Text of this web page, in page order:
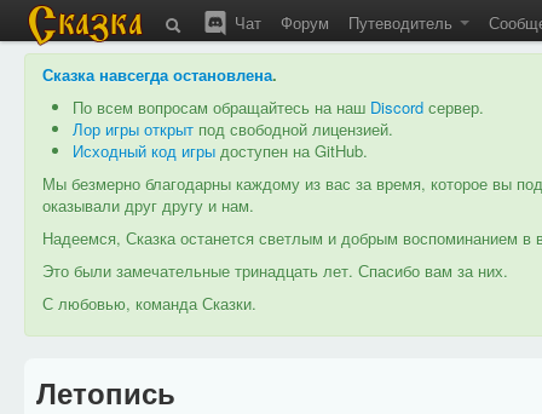
Чат Форум Путеводитель
Сказка навсегда остановлена.
По всем вопросам обращайтесь на наш Discord сервер.
Лор игры открыт под свободной лицензией.
Исходный код игры доступен на GitHub.
Мы безмерно благодарны каждому из вас за время, которое вы
оказывали друг другу и нам.
Надеемся, Сказка останется светлым и добрым воспоминанием
Это были замечательные тринадцать лет. Спасибо вам за них.
С любовью, команда Сказки.
Летопись